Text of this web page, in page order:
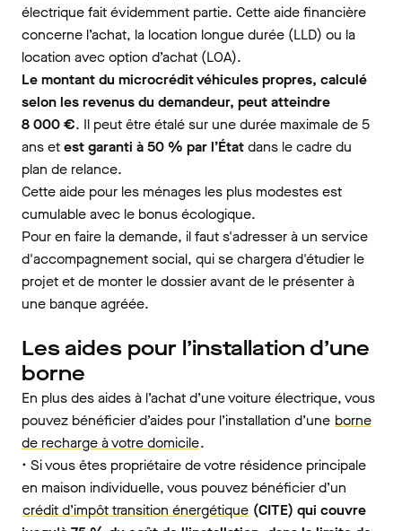
électrique fait évidemment partie. Cette aide financière
concerne l’achat, la location longue durée (LLD) ou la
location avec option d’achat (LOA).
Le montant du microcrédit véhicules propres, calculé
selon les revenus du demandeur, peut atteindre
8 000 €. Il peut être étalé sur une durée maximale de 5
ans etest garanti à 50 % par l’Étatdans le cadre du
plan de relance.
Cette aide pour les ménages les plus modestes est
cumulable avec le bonus écologique.
Pour en faire la demande, il faut s'adresser à un service
d'accompagnement social, qui se chargera d'étudier le
projet et de monter le dossier avant de le présenter à
une banque agréée.
Les aides pour l’installation d’une
borne
En plus des aides à l’achat d’une voiture électrique, vous
pouvez bénéficier d’aides pour l’installation d’une borne
de recharge à votre domicile.
• Si vous êtes propriétaire de votre résidence principale
en maison individuelle, vous pouvez bénéficier d’un
crédit d’impôt transition énergétique (CITE) qui couvre